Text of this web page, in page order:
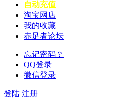
自动充值
淘宝网店
我的收藏
赤足者论坛
忘记密码？
QQ登录
微信登录
登陆 注册